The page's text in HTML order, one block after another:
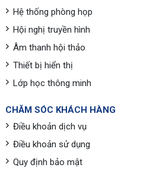
Hệ thống phòng họp
Hội nghị truyền hình
Âm thanh hội thảo
Thiết bị hiển thị
Lớp học thông minh
CHĂM SÓC KHÁCH HÀNG
Điều khoản dịch vụ
Điều khoản sử dụng
Quy định bảo mật